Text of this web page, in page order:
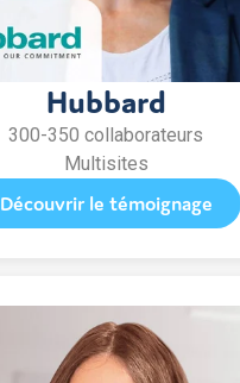
Hubbard
300-350 collaborateurs
Multisites
Découvrir le témoignage